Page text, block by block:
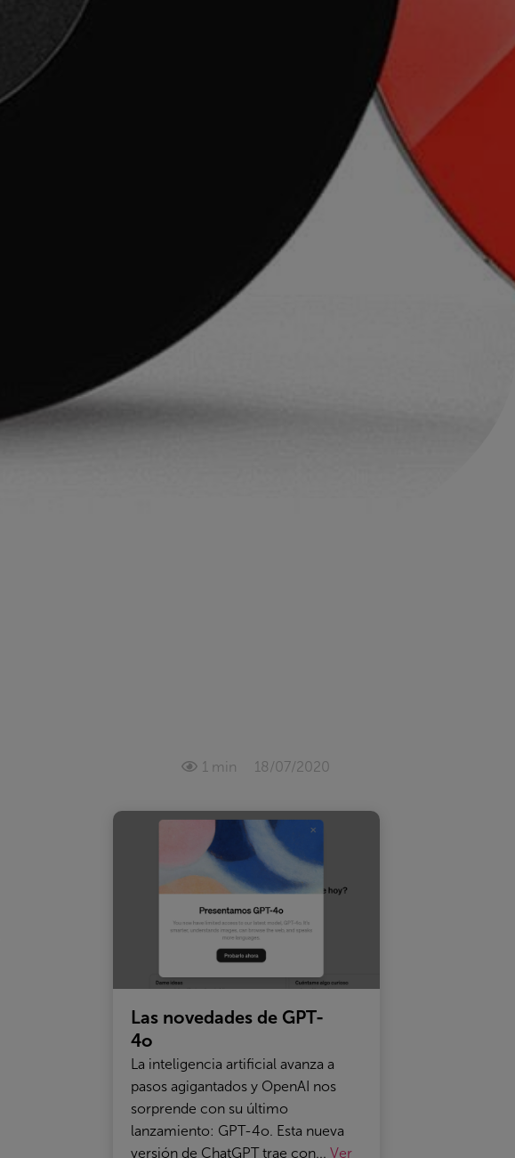
1 min 18/07/2020
Las novedades de GPT-
4o
La inteligencia artificial avanza a
pasos agigantados y OpenAI nos
sorprende con su último
lanzamiento: GPT-4o. Esta nueva
versión de ChatGPT trae con... Ver